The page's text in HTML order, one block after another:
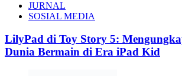
JURNAL
SOSIAL MEDIA
LilyPad di Toy Story 5:
Dunia Bermain di Era iPad Kid